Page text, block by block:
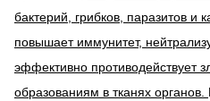
бактерий, грибков, паразитов и
повышает иммунитет,
эффективно противодействует
образованиям в тканях органов.